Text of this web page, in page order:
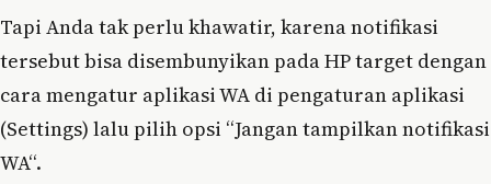
Tapi Anda tak perlu khawatir, karena notifikasi
tersebut bisa disembunyikan pada HP target dengan
cara mengatur aplikasi WA di pengaturan aplikasi
(Settings) lalu pilih opsi “Jangan tampilkan notifikasi
WA“.